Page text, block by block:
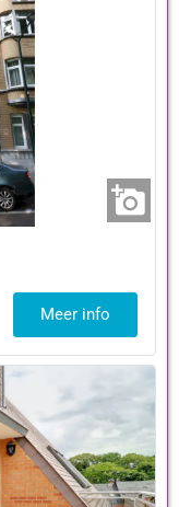
Meer info